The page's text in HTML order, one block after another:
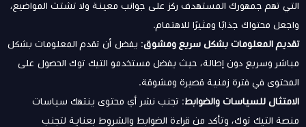
التي تهم جمهورك المستهدف ركز على جوانب معينة ولا تشتت المواضيع،
واجعل محتواك جذابًا ومثيرًا للاهتمام.
تقديم المعلومات بشكل سريع ومشوق: يفضل أن تقدم المعلومات بشكل
مباشر وسريع دون إطالة، حيث يفضل مستخدمو التيك توك الحصول على
المحتوى في فترة زمنية قصيرة ومشوقة.
الامتثال للسياسات والضوابط: تجنب نشر أي محتوى ينتهك سياسات
منصة التيك توك، وتأكد من قراءة الضوابط والشروط بعناية لتجنب